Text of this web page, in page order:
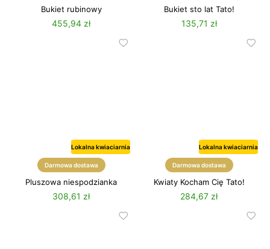
Bukiet rubinowy
455,94 zł
Bukiet sto lat Tato!
135,71 zł
Lokalna kwiaciarnia
Darmowa dostawa
Pluszowa niespodzianka
308,61 zł
Lokalna kwiaciarnia
Darmowa dostawa
Kwiaty Kocham Cię Tato!
284,67 zł